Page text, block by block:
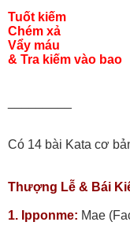
Tuốt kiếm
Chém xả
Vẩy máu
& Tra kiếm vào bao
Có 14 bài Kata cơ
Thượng Lễ & Bái
1. Ipponme: Mae